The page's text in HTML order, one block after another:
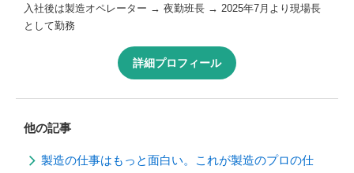
入社後は製造オペレーター → 夜勤班長 → 2025年7月より現場長
として勤務
詳細プロフィール
他の記事
製造の仕事はもっと面白い。これが製造のプロの仕